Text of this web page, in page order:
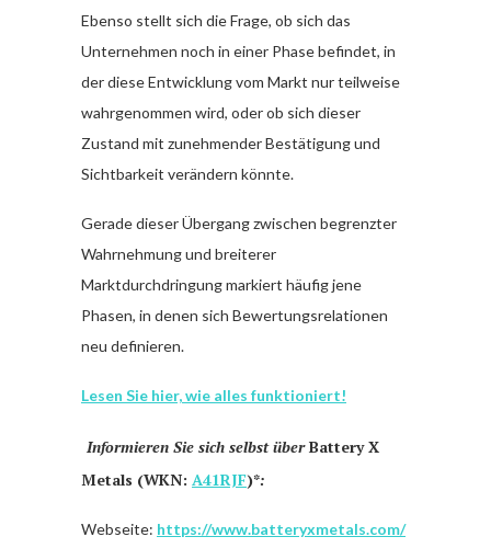
Ebenso stellt sich die Frage, ob sich das
Unternehmen noch in einer Phase befindet, in
der diese Entwicklung vom Markt nur teilweise
wahrgenommen wird, oder ob sich dieser
Zustand mit zunehmender Bestätigung und
Sichtbarkeit verändern könnte.
Gerade dieser Übergang zwischen begrenzter
Wahrnehmung und breiterer
Marktdurchdringung markiert häufig jene
Phasen, in denen sich Bewertungsrelationen
neu definieren.
Lesen Sie hier, wie alles funktioniert!
Informieren Sie sich selbst überBattery X
Metals (WKN: A41RJF)*:
Webseite: https://www.batteryxmetals.com/